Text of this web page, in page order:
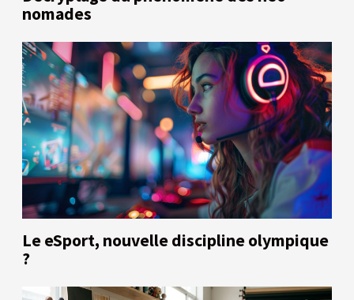
nomades
Le eSport, nouvelle discipline olympique
?